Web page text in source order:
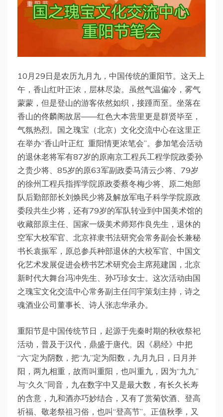
10月29日是农历九月九，中国传统的重阳节。这天上
午，香山红叶正浓，层林尽染。虽然气温偏冷，雾气
蒙蒙，但是登山的游客依然如织，接踵而至。坐落在
香山的佟麟阁故居——红色大本营里更是群贤毕至，
气氛热烈。国之瑰宝（北京）文化交流中心在这里正
在举办“香山叶正红 重阳情更浓笔会”。参加笔会活动
的退休老将军有87岁的原南京工程兵工程学院政委孙
之贵少将、85岁的原63军副政委马清云少将、79岁
的徐州工程兵指挥学院原政委蔡冬梅少将、原二炮部
队后勤部部长刘焕民少将及解放军电子科学学院原政
委段共生少将，还有79岁的军队转业到中国美术馆的
收藏部原主任、国家一级美术师郑作良先生，退休的
空军大校军官、北京祥隶书法研究会常务副会长兼秘
书长袁振军，原总参兵种部退休的大校军官、中国文
化艺术发展促进会榜书艺术研究会主席苑建国，北京
新时代大舞台冯冲先生、孙巧珍女士。这次活动由国
之瑰宝文化交流中心常务副主任闫宇策划主持，诗之
魂酒业公司董事长、诗人张志华承办。
重阳节是中国传统节日，起源于先秦时期的秋收祭祀
活动，普及于汉代，鼎盛于唐代。因《易经》中把
“六”定为阴数，把“九”定为阳数，九月九日，日月并
阳，两九相重，故而叫重阳，也叫重九，因为“九九”
与“久久”同音，九在数字中又是最大数，有长久长寿
的含意，九和酒亦巧妙结合，又有了赏菊饮酒、登高
祈福、敬老祭祖习俗，也叫“登高节”。正值秋季，又